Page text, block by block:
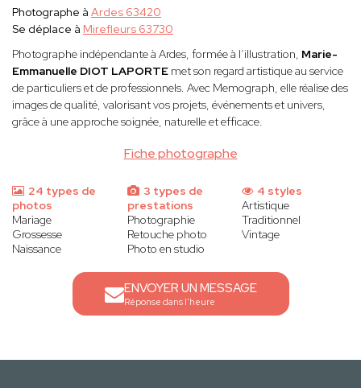
Fiche photographe
Photographe à Ardes 63420
Se déplace à Mirefleurs 63730
Photographe indépendante à Ardes, formée à l’illustration, Marie-
Emmanuelle DIOT LAPORTE met son regard artistique au service
de particuliers et de professionnels. Avec Memograph, elle réalise des
images de qualité, valorisant vos projets, événements et univers,
grâce à une approche soignée, naturelle et efficace.
24 types de
photos
Mariage
Grossesse
Naissance
3 types de
prestations
Photographie
Retouche photo
Photo en studio
4 styles
Artistique
Traditionnel
Vintage
ENVOYER UN MESSAGE
Réponse dans l'heure